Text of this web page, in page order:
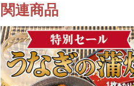
関連商品